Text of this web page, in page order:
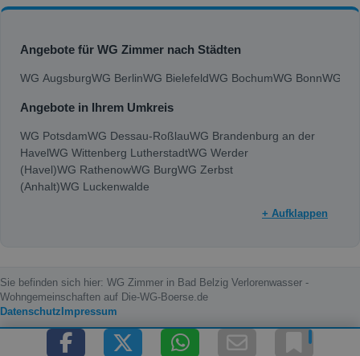
Angebote für WG Zimmer nach Städten
WG AugsburgWG BerlinWG BielefeldWG BochumWG BonnWG
Angebote in Ihrem Umkreis
WG PotsdamWG Dessau-RoßlauWG Brandenburg an der
HavelWG Wittenberg LutherstadtWG Werder
(Havel)WG RathenowWG BurgWG Zerbst
(Anhalt)WG Luckenwalde
+ Aufklappen
Sie befinden sich hier: WG Zimmer in Bad Belzig Verlorenwasser -
Wohngemeinschaften auf Die-WG-Boerse.de
Datenschutz Impressum
Copyright © 2000 - 2026 die-wg-boerse.de | Content by: die-wg-boerse.de